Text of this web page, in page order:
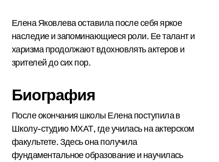
Елена Яковлева оставила после себя яркое
наследие и запоминающиеся роли. Ее талант и
харизма продолжают вдохновлять актеров и
зрителей до сих пор.
Биография
После окончания школы Елена поступила в
Школу-студию МХАТ, где училась на актерском
факультете. Здесь она получила
фундаментальное образование и научилась